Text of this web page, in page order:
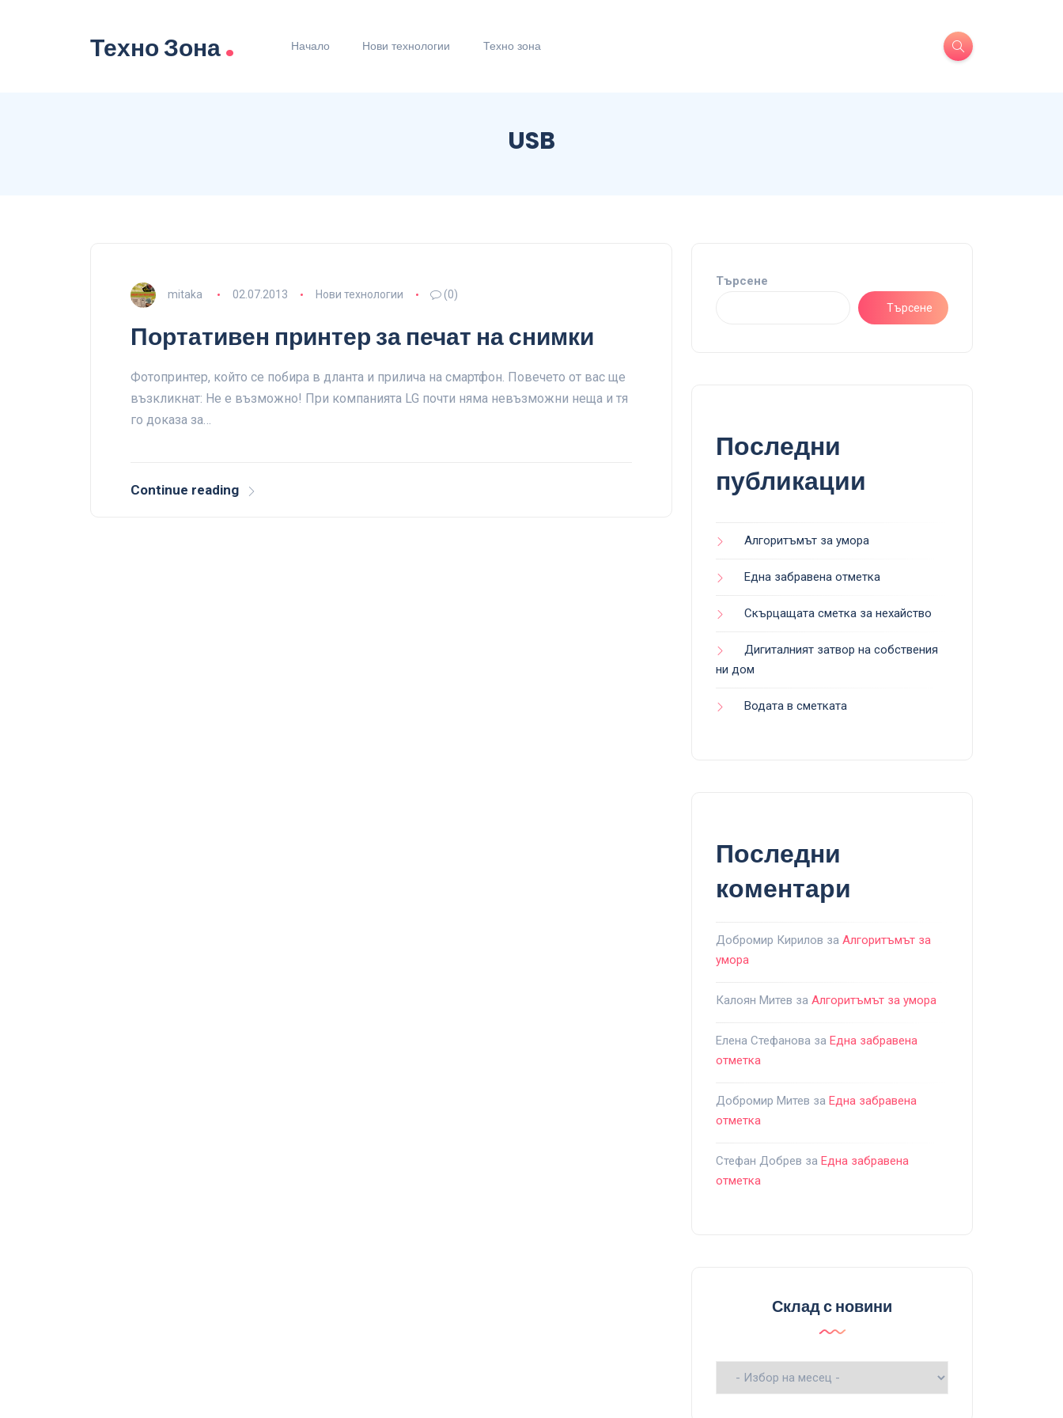
Техно Зона. Начало Нови технологии Техно зона
USB
mitaka 02.07.2013 Нови технологии (0)
Портативен принтер за печат на снимки
Фотопринтер, който се побира в дланта и прилича на смартфон. Повечето от вас ще
възкликнат: Не е възможно! При компанията LG почти няма невъзможни неща и тя
го доказа за…
Continue reading
Търсене
Търсене
Последни
публикации
Алгоритъмът за умора
Една забравена отметка
Скърцащата сметка за нехайство
Дигиталният затвор на собствения
ни дом
Водата в сметката
Последни
коментари
Добромир Кирилов за Алгоритъмът за
умора
Калоян Митев за Алгоритъмът за умора
Елена Стефанова за Една забравена
отметка
Добромир Митев за Една забравена
отметка
Стефан Добрев за Една забравена
отметка
Склад с новини
Склад